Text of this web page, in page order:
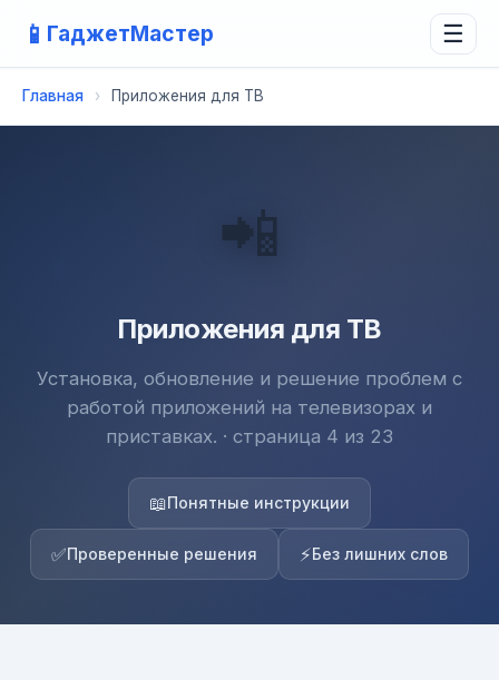
📱 ГаджетМастер ☰
Главная › Приложения для ТВ
📲
Приложения для ТВ
Установка, обновление и решение проблем с
работой приложений на телевизорах и
приставках. · страница 4 из 23
📖Понятные инструкции
✅Проверенные решения ⚡Без лишних слов